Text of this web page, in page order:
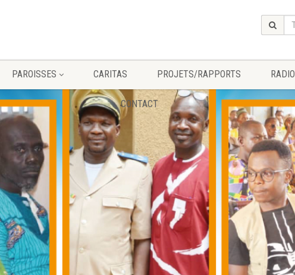
PAROISSES CARITAS PROJETS/RAPPORTS RADIO
CONTACT